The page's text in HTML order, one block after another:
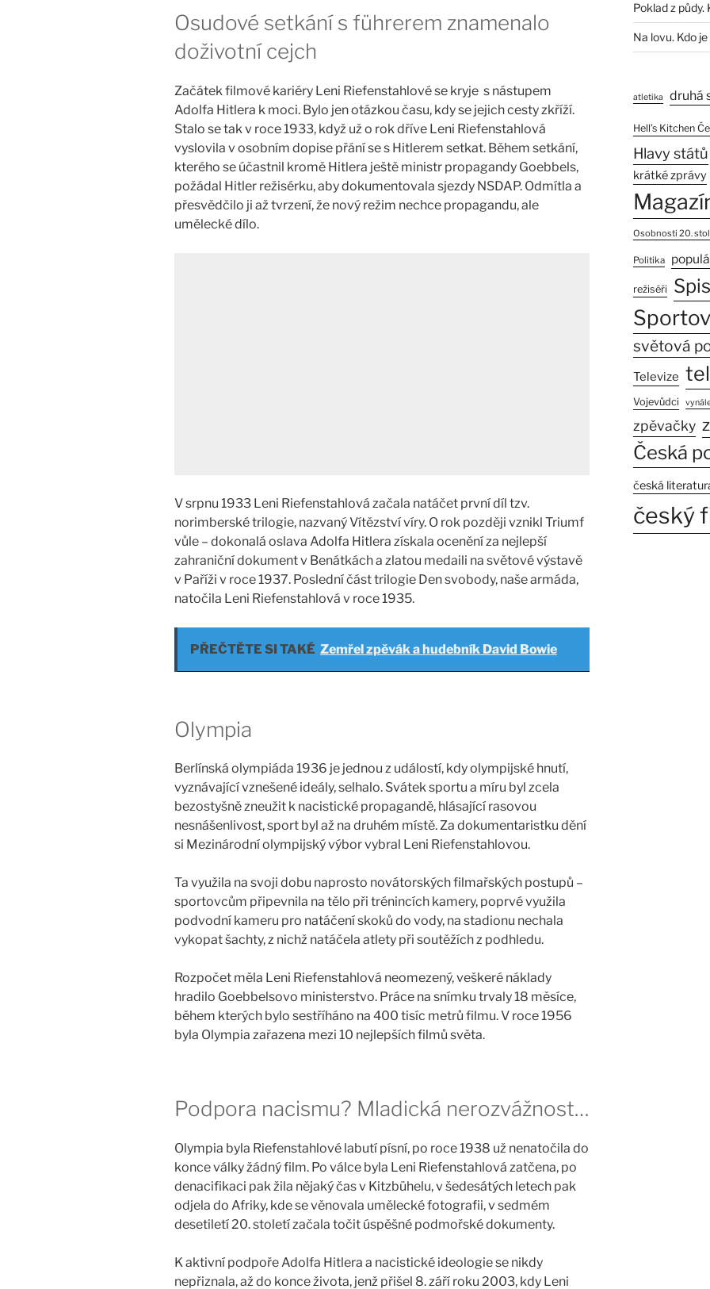
Osudové setkání s führerem znamenalo
doživotní cejch
Začátek filmové kariéry Leni Riefenstahlové se kryje s nástupem
Adolfa Hitlera k moci. Bylo jen otázkou času, kdy se jejich cesty zkříží.
Stalo se tak v roce 1933, když už o rok dříve Leni Riefenstahlová
vyslovila v osobním dopise přání se s Hitlerem setkat. Během setkání,
kterého se účastnil kromě Hitlera ještě ministr propagandy Goebbels,
požádal Hitler režisérku, aby dokumentovala sjezdy NSDAP. Odmítla a
přesvědčilo ji až tvrzení, že nový režim nechce propagandu, ale
umělecké dílo.
V srpnu 1933 Leni Riefenstahlová začala natáčet první díl tzv.
norimberské trilogie, nazvaný Vítězství víry. O rok později vznikl Triumf
vůle – dokonalá oslava Adolfa Hitlera získala ocenění za nejlepší
zahraniční dokument v Benátkách a zlatou medaili na světové výstavě
v Paříži v roce 1937. Poslední část trilogie Den svobody, naše armáda,
natočila Leni Riefenstahlová v roce 1935.
PŘEČTĚTE SI TAKÉ Zemřel zpěvák a hudebník David Bowie
Olympia
Berlínská olympiáda 1936 je jednou z událostí, kdy olympijské hnutí,
vyznávající vznešené ideály, selhalo. Svátek sportu a míru byl zcela
bezostyšně zneužit k nacistické propagandě, hlásající rasovou
nesnášenlivost, sport byl až na druhém místě. Za dokumentaristku dění
si Mezinárodní olympijský výbor vybral Leni Riefenstahlovou.
Ta využila na svoji dobu naprosto novátorských filmařských postupů –
sportovcům připevnila na tělo při trénincích kamery, poprvé využila
podvodní kameru pro natáčení skoků do vody, na stadionu nechala
vykopat šachty, z nichž natáčela atlety při soutěžích z podhledu.
Rozpočet měla Leni Riefenstahlová neomezený, veškeré náklady
hradilo Goebbelsovo ministerstvo. Práce na snímku trvaly 18 měsíce,
během kterých bylo sestříháno na 400 tisíc metrů filmu. V roce 1956
byla Olympia zařazena mezi 10 nejlepších filmů světa.
Podpora nacismu? Mladická nerozvážnost…
Olympia byla Riefenstahlové labutí písní, po roce 1938 už nenatočila do
konce války žádný film. Po válce byla Leni Riefenstahlová zatčena, po
denacifikaci pak žila nějaký čas v Kitzbühelu, v šedesátých letech pak
odjela do Afriky, kde se věnovala umělecké fotografii, v sedmém
desetiletí 20. století začala točit úspěšné podmořské dokumenty.
K aktivní podpoře Adolfa Hitlera a nacistické ideologie se nikdy
nepřiznala, až do konce života, jenž přišel 8. září roku 2003, kdy Leni
Poklad z půdy.
Na lovu. Kdo
atletika druhá
Hell’s Kitchen
Hlavy států
krátké zprávy
Osobnosti 20.
Politika
režiséři
světová
Televize
Vojevůdci
zpěvačky
Česká
česká
český